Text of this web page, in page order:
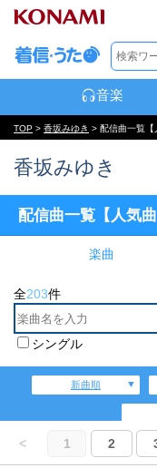
音楽
TOP > 香坂みゆき > 配信曲一覧【
香坂みゆき
配信曲一覧【人気曲
楽曲
全203件
シングル
新曲順
< 1 2